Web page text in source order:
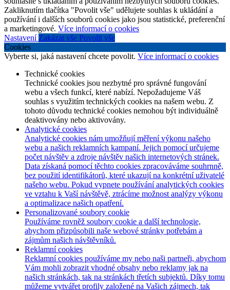
Zakliknutím tlačítka "Povolit vše" udělujete souhlas k ukládání a
používání i dalších souborů cookies jako jsou statistické, preferenční
a marketingové. Více informací o cookies
Nastavení Zakázat vše Povolit vše
Cookies
Vyberte si, jaká nastavení chcete povolit. Více informací o cookies
Technické cookies
Technické cookies jsou nezbytné pro správné fungování
webu a všech funkcí, které nabízí. Nepožadujeme Váš
souhlas s využitím technických cookies na našem webu. Z
tohoto důvodu technické cookies nemohou být individuálně
deaktivovány nebo aktivovány.
Analytické cookies
Analytické cookies nám umožňují měření výkonu našeho
webu a našich reklamních kampaní. Jejich pomocí určujeme
počet návštěv a zdroje návštěv našich internetových stránek.
Data získaná pomocí těchto cookies zpracováváme souhrnně,
bez použití identifikátorů, které ukazují na konkrétní uživatelé
našeho webu. Pokud vypnete používání analytických cookies
ve vztahu k Vaší návštěvě, ztrácíme možnost analýzy výkonu
a optimalizace našich opatření.
Personalizované soubory cookie
Používáme rovněž soubory cookie a další technologie,
abychom přizpůsobili naše webové stránky potřebám a
zájmům našich návštěvníků.
Reklamní cookies
Reklamní cookies používáme my nebo naši partneři, abychom
Vám mohli zobrazit vhodné obsahy nebo reklamy jak na
našich stránkách, tak na stránkách třetích subjektů. Díky tomu
můžeme vytvářet profily založené na Vašich zájmech, tak